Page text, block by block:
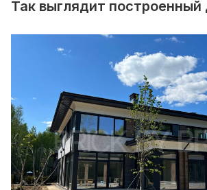
Мы строим
когда приедет
Так выглядит